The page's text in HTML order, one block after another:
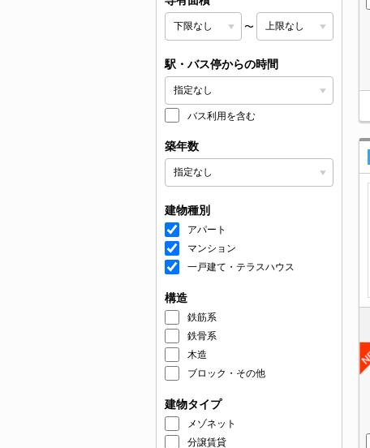
〜
駅・バス停からの時間
バス利用を含む
築年数
建物種別
アパート
マンション
一戸建て・テラスハウス
構造
鉄筋系
鉄骨系
木造
ブロック・その他
建物タイプ
メゾネット
分譲賃貸